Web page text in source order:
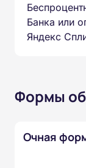
Банка или
Яндекс
Формы
Очная